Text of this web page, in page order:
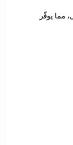
مما يوفّر